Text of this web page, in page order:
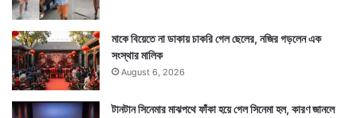
মাকে বিয়েতে না ডাকায় চাকরি গেল ছেলের, নজির গড়লেন এক
সংস্থার মালিক
August 6, 2026
টানটান সিনেমার মাঝপথে ফাঁকা হয়ে গেল সিনেমা হল, কারণ জানলে